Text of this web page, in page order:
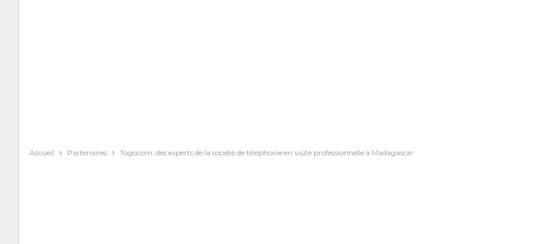
Accueil Partenaires Togocom: des experts de la société de téléphonie en visite professionnelle à Madagascar